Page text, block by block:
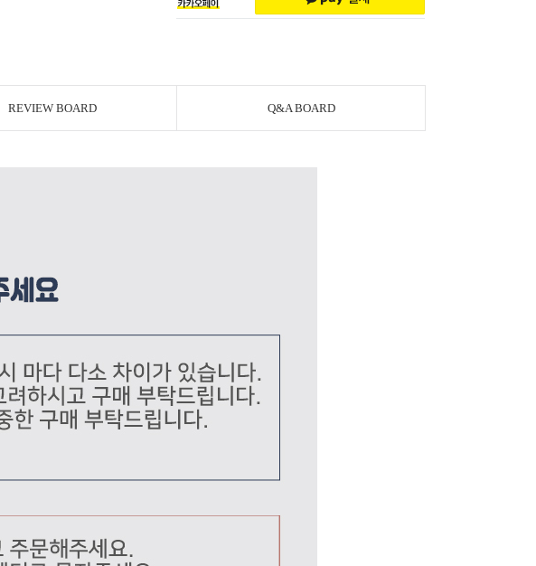
REVIEW BOARD Q&A BOARD